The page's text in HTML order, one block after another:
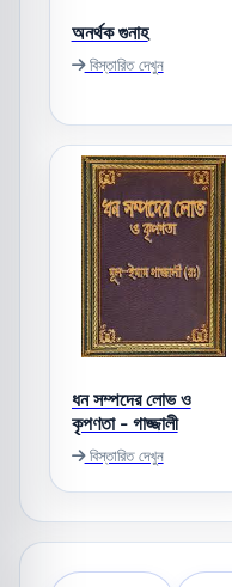
অনর্থক গুনাহ
বিস্তারিত দেখুন
ধন সম্পদের লোভ ও
কৃপণতা - গাজ্জালী
বিস্তারিত দেখুন